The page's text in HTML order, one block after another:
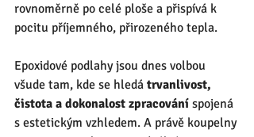
rovnoměrně po celé ploše a přispívá k
pocitu příjemného, přirozeného tepla.
Epoxidové podlahy jsou dnes volbou
všude tam, kde se hledá trvanlivost,
čistota a dokonalost zpracování spojená
s estetickým vzhledem. A právě koupelny